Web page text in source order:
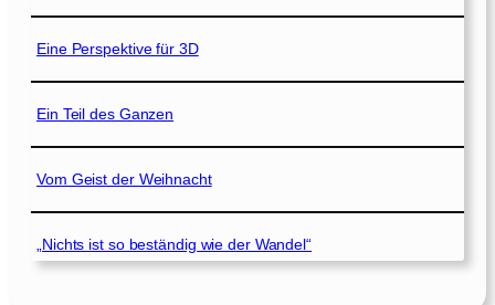
Eine Perspektive für 3D
Ein Teil des Ganzen
Vom Geist der Weihnacht
„Nichts ist so beständig wie der Wandel“